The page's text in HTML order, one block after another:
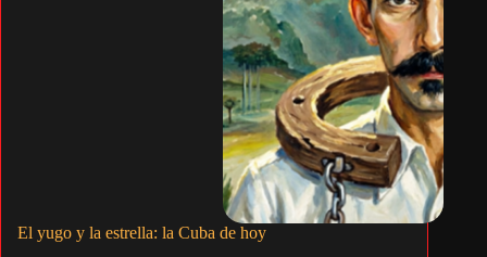
El yugo y la estrella: la Cuba de hoy